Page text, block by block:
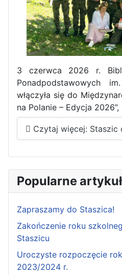
Zakończenie praktyk
Portugalii
Rozpoczęcie kampanii
Pierwszy tydzień
zawodowych naszych
3 czerwca 2026 r.
Ponadpodstawowych
włączyła się do
na Polanie – Edycja 2026”,
Czytaj więcej: Staszic
Popularne
Zapraszamy do Staszica!
Zakończenie roku
Staszicu
Uroczyste rozpoczęcie
2023/2024 r.